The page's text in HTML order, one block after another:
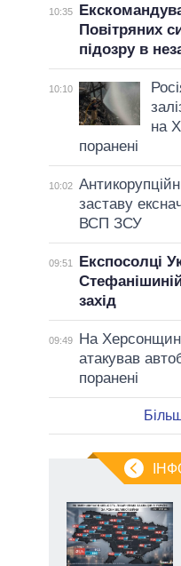
10:35
Повітряних
підозру в
10:10
на
поранені
10:02
заставу
ВСП ЗСУ
09:51
Експосолці
захід
09:49
На
атакував
поранені